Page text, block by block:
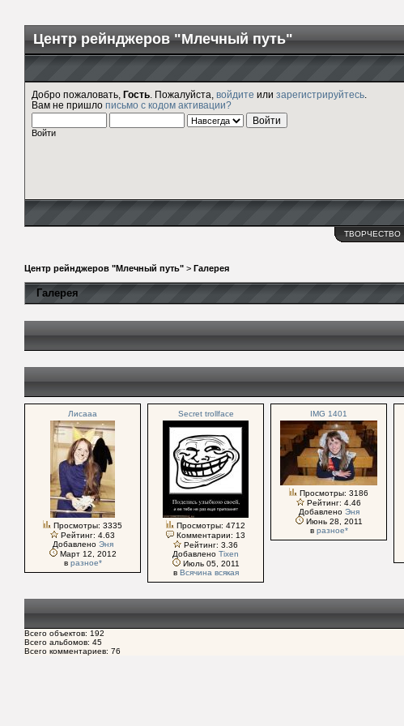
Центр рейнджеров "Млечный путь"
Добро пожаловать, Гость . Пожалуйста, войдите или зарегистрируйтесь
Вам не пришло письмо с кодом активации?
Войти
ТВОРЧЕСТВО
Центр рейнджеров "Млечный путь" > Галерея
Галерея
Лисааа
Просмотры: 3335
Рейтинг: 4.63
Добавлено Эня
Март 12, 2012
в разное*
Secret trollface
Просмотры: 4712
Комментарии: 13
Рейтинг: 3.36
Добавлено Tixen
Июль 05, 2011
в Всячина всякая
IMG 1401
Просмотры: 3186
Рейтинг: 4.46
Добавлено Эня
Июнь 28, 2011
в разное*
Всего объектов: 192
Всего альбомов: 45
Всего комментариев: 76